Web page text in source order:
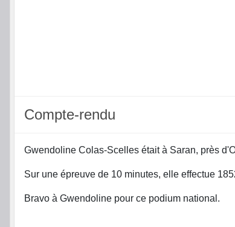
Compte-rendu
Gwendoline Colas-Scelles était à Saran, près
Sur une épreuve de 10 minutes, elle effectue
Bravo à Gwendoline pour ce podium national.